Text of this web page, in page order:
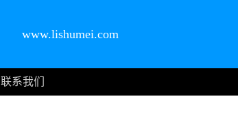
www.lishumei.com
联系我们